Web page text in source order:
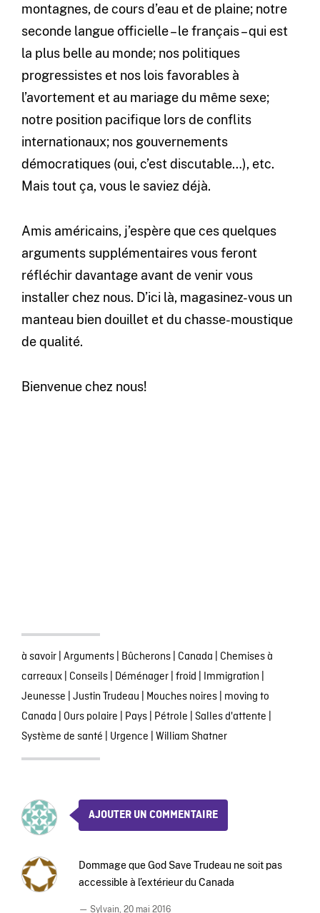
montagnes, de cours d’eau et de plaine; notre
seconde langue officielle – le français – qui est
la plus belle au monde; nos politiques
progressistes et nos lois favorables à
l’avortement et au mariage du même sexe;
notre position pacifique lors de conflits
internationaux; nos gouvernements
démocratiques (oui, c’est discutable…), etc.
Mais tout ça, vous le saviez déjà.
Amis américains, j’espère que ces quelques
arguments supplémentaires vous feront
réfléchir davantage avant de venir vous
installer chez nous. D’ici là, magasinez-vous un
manteau bien douillet et du chasse-moustique
de qualité.
Bienvenue chez nous!
à savoir| Arguments| Bûcherons| Canada Chemises à
carreaux| Conseils| Déménager| froid Immigration
Jeunesse Justin Trudeau Mouches noires| moving to
Canada Ours polaire Pays| Pétrole Salles d'attente
Système de santé Urgence William Shatner
AJOUTER UN COMMENTAIRE
Dommage que God Save Trudeau ne soit pas
accessible à l’extérieur du Canada
— Sylvain, 20 mai 2016